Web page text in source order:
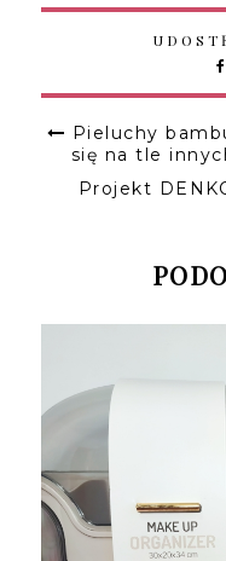
Pieluchy
się na tle
Projekt